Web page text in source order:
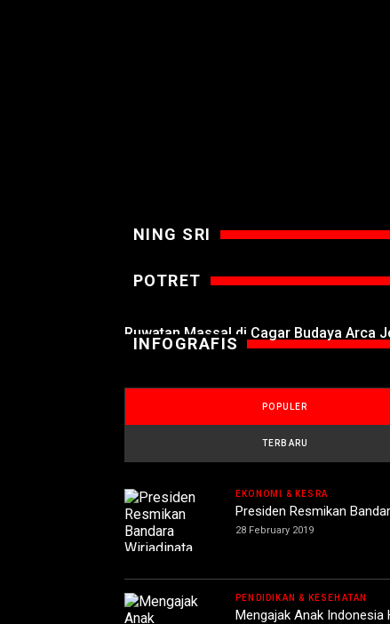
NING SRI
POTRET
Ruwatan Massal di Cagar Budaya Arca
INFOGRAFIS
POPULER
TERBARU
EKONOMI & KESRA
Presiden Resmikan
28 February 2019
PENDIDIKAN & KESEHATAN
Mengajak Anak Indonesia